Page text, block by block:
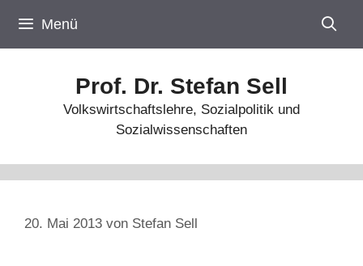
Inhalt
springen
Menü
Prof. Dr. Stefan Sell
Volkswirtschaftslehre, Sozialpolitik und
Sozialwissenschaften
20. Mai 2013 von Stefan Sell